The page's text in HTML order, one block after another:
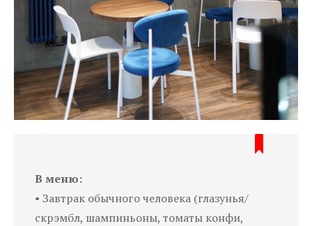
В меню:
• Завтрак обычного человека (глазунья/
скрэмбл, шампиньоны, томаты конфи,